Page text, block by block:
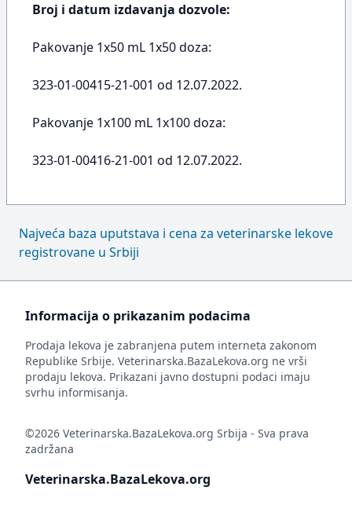
Broj i datum izdavanja dozvole:
Pakovanje 1x50 mL 1x50 doza:
323-01-00415-21-001 od 12.07.2022.
Pakovanje 1x100 mL 1x100 doza:
323-01-00416-21-001 od 12.07.2022.
Najveća baza uputstava i cena za veterinarske lekove
registrovane u Srbiji
Informacija o prikazanim podacima
Prodaja lekova je zabranjena putem interneta zakonom
Republike Srbije. Veterinarska.BazaLekova.org ne vrši
prodaju lekova. Prikazani javno dostupni podaci imaju
svrhu informisanja.
©2026 Veterinarska.BazaLekova.org Srbija - Sva prava
zadržana
Veterinarska.BazaLekova.org